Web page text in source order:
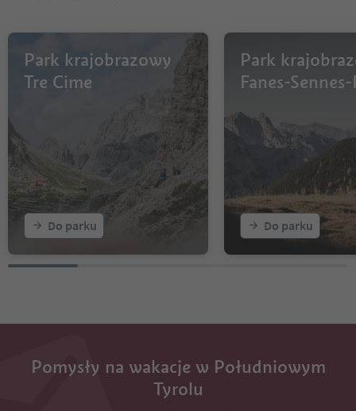
Park krajobrazowy
Tre Cime
Do parku
Park
Fanes-
Do parku
Pomysły na wakacje w Południowym
Tyrolu